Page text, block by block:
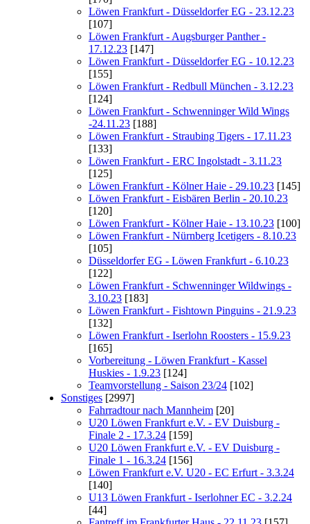
Löwen Frankfurt - Düsseldorfer EG - 23.12.23
[107]
Löwen Frankfurt - Augsburger Panther -
17.12.23 [147]
Löwen Frankfurt - Düsseldorfer EG - 10.12.23
[155]
Löwen Frankfurt - Redbull München - 3.12.23
[124]
Löwen Frankfurt - Schwenninger Wild Wings
-24.11.23 [188]
Löwen Frankfurt - Straubing Tigers - 17.11.23
[133]
Löwen Frankfurt - ERC Ingolstadt - 3.11.23
[125]
Löwen Frankfurt - Kölner Haie - 29.10.23 [145]
Löwen Frankfurt - Eisbären Berlin - 20.10.23
[120]
Löwen Frankfurt - Kölner Haie - 13.10.23 [100]
Löwen Frankfurt - Nürnberg Icetigers - 8.10.23
[105]
Düsseldorfer EG - Löwen Frankfurt - 6.10.23
[122]
Löwen Frankfurt - Schwenninger Wildwings -
3.10.23 [183]
Löwen Frankfurt - Fishtown Pinguins - 21.9.23
[132]
Löwen Frankfurt - Iserlohn Roosters - 15.9.23
[165]
Vorbereitung - Löwen Frankfurt - Kassel
Huskies - 1.9.23 [124]
Teamvorstellung - Saison 23/24 [102]
Sonstiges [2997]
Fahrradtour nach Mannheim [20]
U20 Löwen Frankfurt e.V. - EV Duisburg -
Finale 2 - 17.3.24 [159]
U20 Löwen Frankfurt e.V. - EV Duisburg -
Finale 1 - 16.3.24 [156]
Löwen Frankfurt e.V. U20 - EC Erfurt - 3.3.24
[140]
U13 Löwen Frankfurt - Iserlohner EC - 3.2.24
[44]